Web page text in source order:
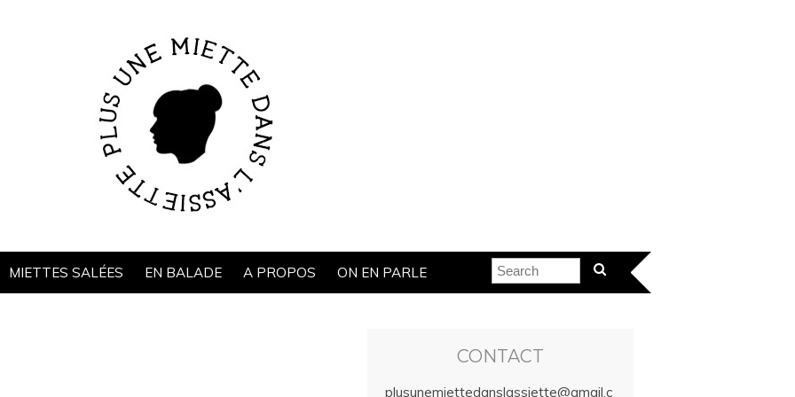
MIETTES SALÉES EN BALADE A PROPOS ON EN PARLE
CONTACT
plusunemiettedanslassiette@gmail.c